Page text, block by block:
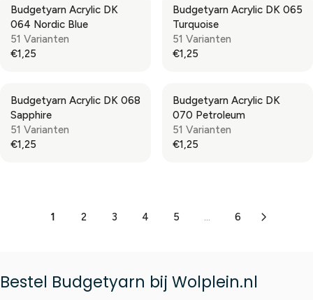
2
5
2
5
I
C
E
€
2
5
I
C
E
€
2
5
U
L
A
R
I
C
E
€
U
A
R
I
C
E
€
Budgetyarn Acrylic DK
064 Nordic Blue
51 Varianten
R
U
L
A
R
2
€1,25
Budgetyarn Acrylic DK 065
Turquoise
51 Varianten
R
U
L
A
R
E
2
€1,25
Budgetyarn Acrylic DK 068
Sapphire
51 Varianten
R
I
€1,25
Budgetyarn Acrylic DK
070 Petroleum
51 Varianten
R
A
I
€1,25
1 2 3 4 5 ... 6
Bestel Budgetyarn bij Wolplein.nl